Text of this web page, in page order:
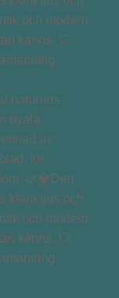
naturens
ovala
av
för
🌿💎Den
klara ljus och
och modern
känns. 🤍